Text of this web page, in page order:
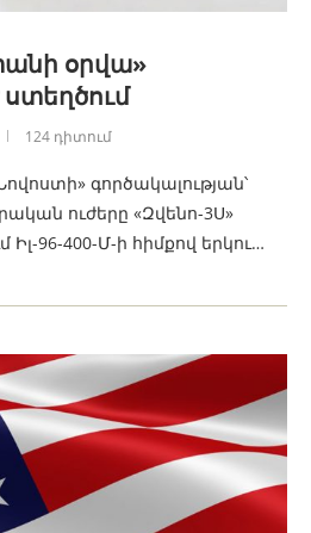
օրվա»
124 դիտում
գործակալության՝
ուժերը «Զվենո-3Ս»
96-400-Մ-ի հիմքով երկու…